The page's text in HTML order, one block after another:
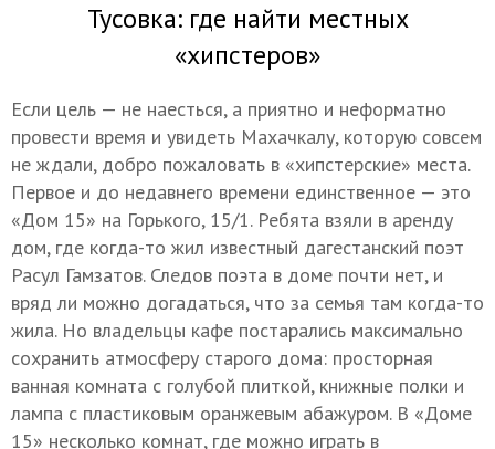
Тусовка: где найти местных
«хипстеров»
Если цель — не наесться, а приятно и неформатно
провести время и увидеть Махачкалу, которую совсем
не ждали, добро пожаловать в «хипстерские» места.
Первое и до недавнего времени единственное — это
«Дом 15» на Горького, 15/1. Ребята взяли в аренду
дом, где когда-то жил известный дагестанский поэт
Расул Гамзатов. Следов поэта в доме почти нет, и
вряд ли можно догадаться, что за семья там когда-то
жила. Но владельцы кафе постарались максимально
сохранить атмосферу старого дома: просторная
ванная комната с голубой плиткой, книжные полки и
лампа с пластиковым оранжевым абажуром. В «Доме
15» несколько комнат, где можно играть в